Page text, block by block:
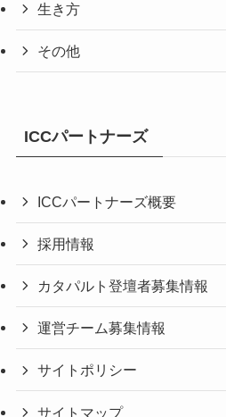
生き方
その他
ICCパートナーズ
ICCパートナーズ概要
採用情報
カタパルト登壇者募集情報
運営チーム募集情報
サイトポリシー
サイトマップ